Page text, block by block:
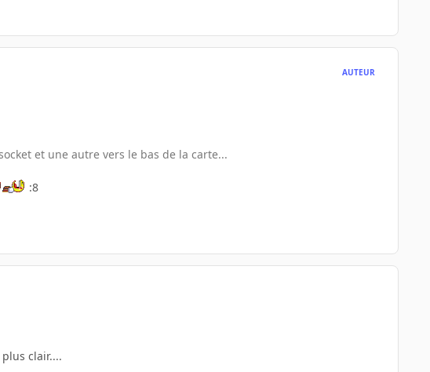
AUTEUR
et une autre vers le bas de la carte...
:8
clair....